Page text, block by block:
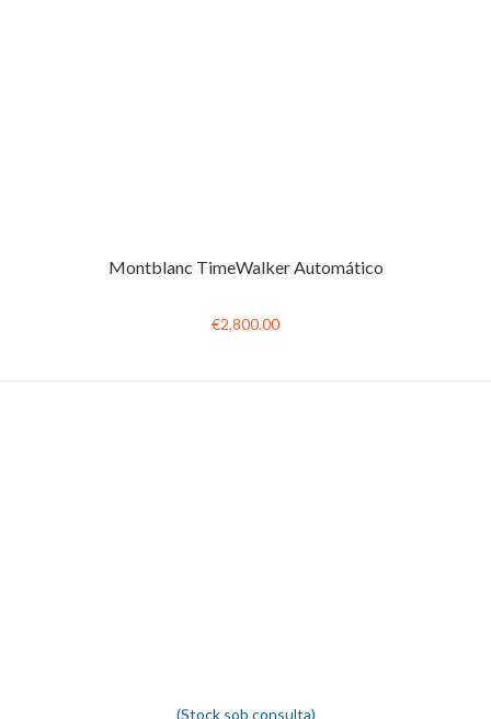
Montblanc TimeWalker Automático
€2,800.00
(Stock sob consulta)